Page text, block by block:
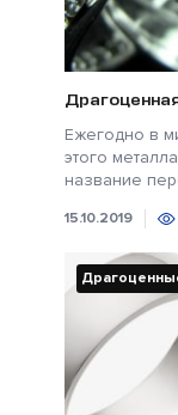
Ежегодно в
этого
название
15.10.2019